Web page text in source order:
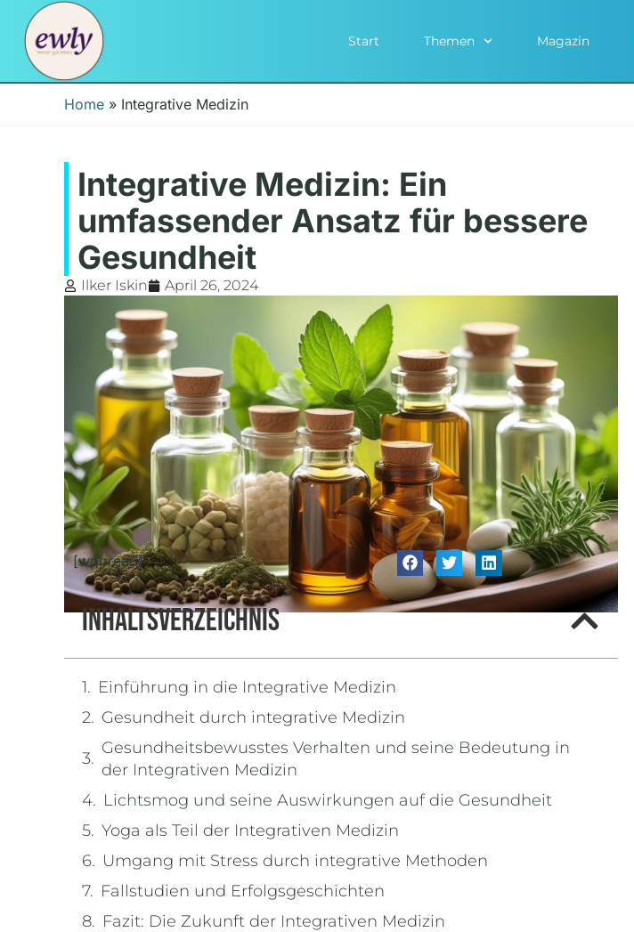
Start Themen Magazin
Home » Integrative Medizin
Integrative Medizin: Ein
umfassender Ansatz für bessere
Gesundheit
Ilker Iskin April 26, 2024
[wpbread]
Inhaltsverzeichnis
Einführung in die Integrative Medizin
Gesundheit durch integrative Medizin
Gesundheitsbewusstes Verhalten und seine Bedeutung in
der Integrativen Medizin
Lichtsmog und seine Auswirkungen auf die Gesundheit
Yoga als Teil der Integrativen Medizin
Umgang mit Stress durch integrative Methoden
Fallstudien und Erfolgsgeschichten
Fazit: Die Zukunft der Integrativen Medizin